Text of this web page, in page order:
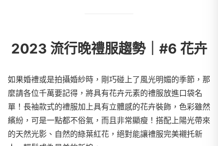
2023 流行晚禮服趨勢｜#6 花卉
如果婚禮或是拍攝婚紗時，剛巧碰上了風光明媚的季節，那
麼請各位千萬要記得，將具有花卉元素的禮服放進口袋名
單！長袖款式的禮服加上具有立體感的花卉裝飾，色彩雖然
繽紛，可是一點都不俗氣，而且非常顯瘦！搭配上陽光帶來
的天然光影、自然的綠葉紅花，絕對能讓禮服完美襯托新